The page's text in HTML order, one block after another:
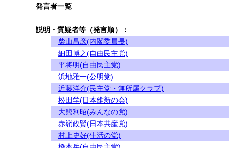
発言者一覧
説明・質疑者等（発言順）：
柴山昌彦(内閣委員長)
細田博之(自由民主党)
平将明(自由民主党)
浜地雅一(公明党)
近藤洋介(民主党・無所属クラブ)
松田学(日本維新の会)
大熊利昭(みんなの党)
赤嶺政賢(日本共産党)
村上史好(生活の党)